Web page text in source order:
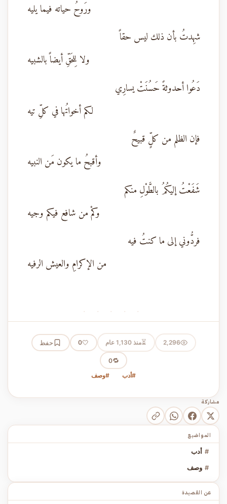
ورَوحُ حياته فيما يليه
شهِدتُ بأن ذلك ليس حقاً
ولا لِلحَقِّ أيضاً بالشبيه
دَعُوا أحدوثةً حَسُنَتْ يسارِي
لكم أخواتُها في كلِّ تيه
فإن الظلم من كلٍّ قبيحٌ
وأقبحُ ما يكون مَن النبيه
شَفَعْتُ إليكُمُ بالطَّوْلِ منكم
وكمْ من شافع فيكم وجيه
فردُّوني إلى ما كنتُ فيه
من الإكرامِ والعيش الرفيه
· · · · ·
2,296
⏳منذ 1,130 عام 🤍
0 حفظ
🔁
0
#أدب
#وصف
مشاركة
المواضيع
# أدب
# وصف
عن القصيدة